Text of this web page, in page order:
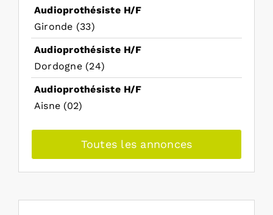
Audioprothésiste H/F
Gironde (33)
Audioprothésiste H/F
Dordogne (24)
Audioprothésiste H/F
Aisne (02)
Toutes les annonces